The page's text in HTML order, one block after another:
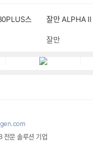
스
잘만 ALPHA
잘만
전문 솔루션 기업